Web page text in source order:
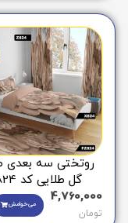
روتختی سه بعدی
گل طلایی کد 824
4,760,000
تومان
می‌خوامش